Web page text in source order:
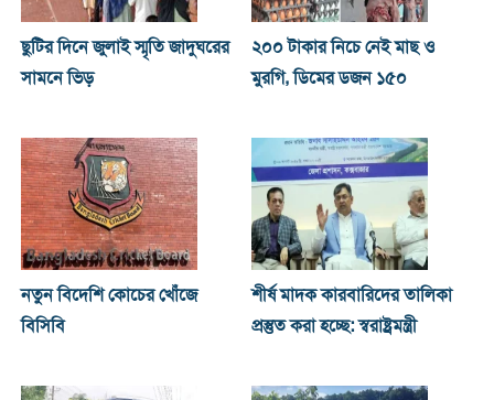
ছুটির দিনে জুলাই স্মৃতি জাদুঘরের
সামনে ভিড়
২০০ টাকার নিচে নেই মাছ ও
মুরগি, ডিমের ডজন ১৫০
নতুন বিদেশি কোচের খোঁজে
বিসিবি
শীর্ষ মাদক কারবারিদের তালিকা
প্রস্তুত করা হচ্ছে: স্বরাষ্ট্রমন্ত্রী